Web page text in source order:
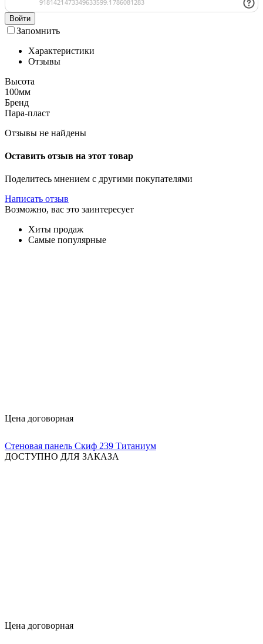
Войти
Запомнить
Характеристики
Отзывы
Высота
100мм
Бренд
Пара-пласт
Отзывы не найдены
Оставить отзыв на этот товар
Поделитесь мнением с другими покупателями
Написать отзыв
Возможно, вас это заинтересует
Хиты продаж
Самые популярные
Цена договорная
Стеновая панель Скиф 239 Титаниум
ДОСТУПНО ДЛЯ ЗАКАЗА
Цена договорная